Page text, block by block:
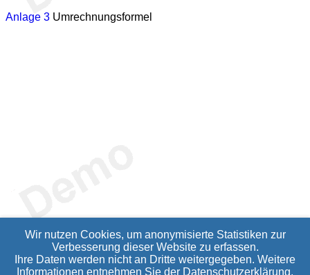
Anlage 3 Umrechnungsformel
Wir nutzen Cookies, um anonymisierte Statistiken zur
Verbesserung dieser Website zu erfassen.
Ihre Daten werden nicht an Dritte weitergegeben. Weitere
Informationen entnehmen Sie der Datenschutzerklärung.